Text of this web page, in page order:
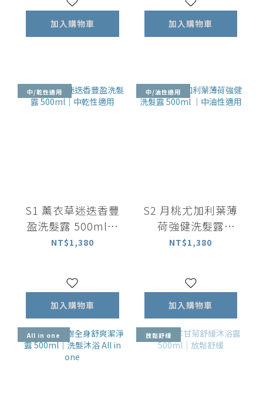
加入購物車 加入購物車
中/乾性適用
S1 薰衣草迷迭香豐
盈洗髮露 500ml｜
中乾性適用
NT$1,380
加入購物車
中/油性適用
S2 月桃尤加利葉薄
荷強健洗髮露
500ml ｜中油性適
NT$1,380
加入購物車
All in one 放鬆舒緩